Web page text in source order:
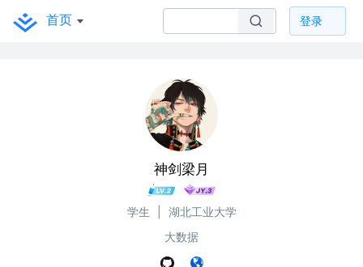
首页 登录
神剑梁月
学生
湖北工业大学
大数据